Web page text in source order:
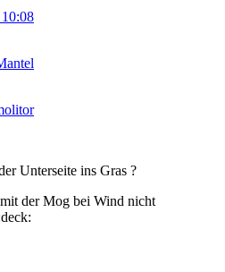
Unterseite ins Gras ?
der Mog bei Wind nicht